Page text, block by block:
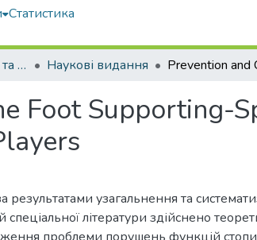
Статистика
Кафедра кіберспорту та інформаційних технологій Наукові видання
Foot Supporting-
результатами узагальнення та
спеціальної літератури здійснено